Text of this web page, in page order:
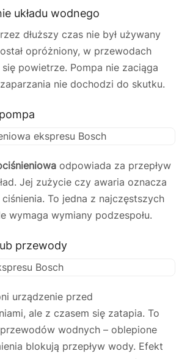
układu wodnego
dłuższy czas nie był używany
opróżniony, w przewodach
powietrze. Pompa nie zaciąga
nie dochodzi do skutku.
odpowiada za przepływ
Jej zużycie czy awaria oznacza
To jedna z najczęstszych
wymaga wymiany podzespołu.
przewody
urządzenie przed
ale z czasem się zatapia. To
wodnych – oblepione
blokują przepływ wody. Efekt